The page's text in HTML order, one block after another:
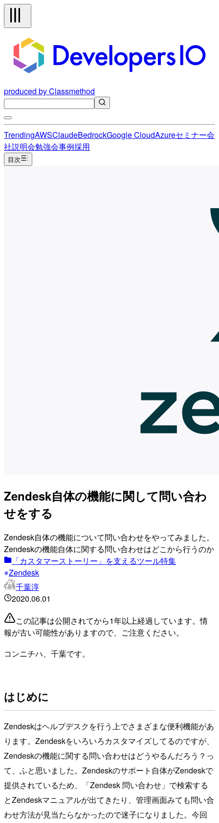
produced by Classmethod
TrendingAWSClaudeBedrockGoogle CloudAzureセミナー会
社説明会勉強会事例採用
目次
Zendesk自体の機能に関して問い合わ
せをする
Zendesk自体の機能について問い合わせをやってみました。
Zendeskの機能自体に関する問い合わせはどこから行うのか
「カスタマーストーリー」を支えるツール特集
Zendesk
千葉淳
2020.06.01
この記事は公開されてから1年以上経過しています。情
報が古い可能性がありますので、ご注意ください。
コンニチハ、千葉です。
はじめに
Zendeskはヘルプデスクを行う上でさまざまな便利機能があ
ります。Zendeskをいろいろカスタマイズしてるのですが、
Zendeskの機能に関する問い合わせはどうやるんだろう？っ
て、ふと思いました。Zendeskのサポート自体がZendeskで
提供されているため、「Zendesk 問い合わせ」で検索する
とZendeskマニュアルが出てきたり、管理画面みても問い合
わせ方法が見当たらなかったので迷子になりました。今回